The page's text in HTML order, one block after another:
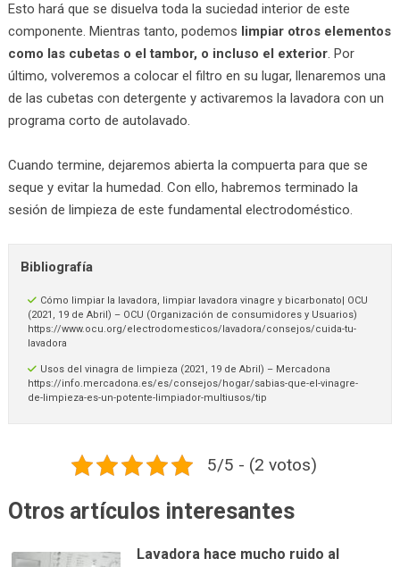
Esto hará que se disuelva toda la suciedad interior de este
componente. Mientras tanto, podemos limpiar otros elementos
como las cubetas o el tambor, o incluso el exterior. Por
último, volveremos a colocar el filtro en su lugar, llenaremos una
de las cubetas con detergente y activaremos la lavadora con un
programa corto de autolavado.
Cuando termine, dejaremos abierta la compuerta para que se
seque y evitar la humedad. Con ello, habremos terminado la
sesión de limpieza de este fundamental electrodoméstico.
Bibliografía
Cómo limpiar la lavadora, limpiar lavadora vinagre y bicarbonato| OCU
(2021, 19 de Abril) – OCU (Organización de consumidores y Usuarios)
https://www.ocu.org/electrodomesticos/lavadora/consejos/cuida-tu-
lavadora
Usos del vinagra de limpieza (2021, 19 de Abril) – Mercadona
https://info.mercadona.es/es/consejos/hogar/sabias-que-el-vinagre-
de-limpieza-es-un-potente-limpiador-multiusos/tip
5/5 - (2 votos)
Otros artículos interesantes
Lavadora hace mucho ruido al